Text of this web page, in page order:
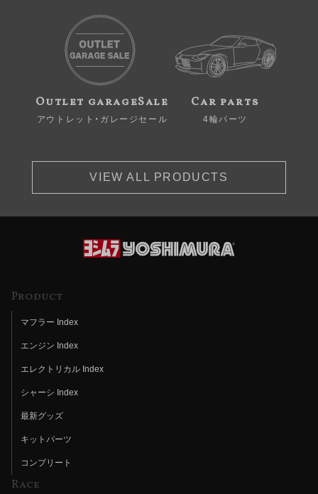
Outlet garageSale
アウトレット・ガレージセール
Car parts
4輪パーツ
VIEW ALL PRODUCTS
Product
マフラー Index
エンジン Index
エレクトリカル Index
シャーシ Index
最新グッズ
キットパーツ
コンプリート
Race